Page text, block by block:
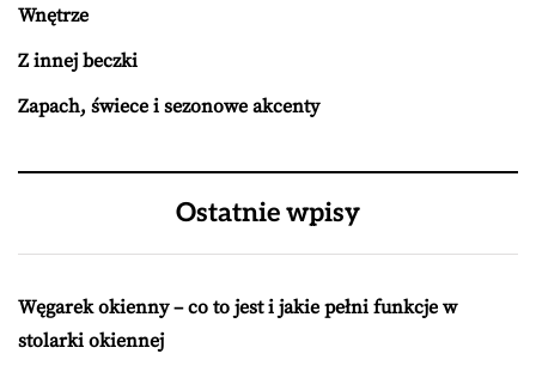
Wnętrze
Z innej beczki
Zapach, świece i sezonowe akcenty
Ostatnie wpisy
Węgarek okienny – co to jest i jakie pełni funkcje w
stolarki okiennej